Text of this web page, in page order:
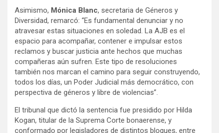
Asimismo, Mónica Blanc, secretaria de Géneros y
Diversidad, remarcó: “Es fundamental denunciar y no
atravesar estas situaciones en soledad. La AJB es el
espacio para acompañar, contener e impulsar estos
reclamos y buscar justicia ante hechos que muchas
compañeras aún sufren. Este tipo de resoluciones
también nos marcan el camino para seguir construyendo,
todos los días, un Poder Judicial más democrático, con
perspectiva de géneros y libre de violencias”.
El tribunal que dictó la sentencia fue presidido por Hilda
Kogan, titular de la Suprema Corte bonaerense, y
conformado por legisladores de distintos bloques, entre